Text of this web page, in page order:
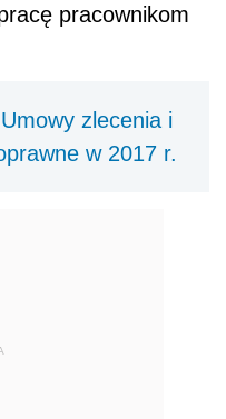
pracownikom
Umowy zlecenia i
w 2017 r.